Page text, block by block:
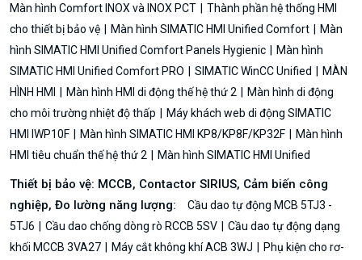
Màn hình Comfort INOX và INOX PCT
Thành phần hệ thống HMI
cho thiết bị bảo vệ
Màn hình SIMATIC HMI Unified Comfort
Màn
hình SIMATIC HMI Unified Comfort Panels Hygienic
Màn hình
SIMATIC HMI Unified Comfort PRO
SIMATIC WinCC Unified
MÀN
HÌNH HMI
Màn hình HMI di động thế hệ thứ 2
Màn hình di động
cho môi trường nhiệt độ thấp
Máy khách web di động SIMATIC
HMI IWP10F
Màn hình SIMATIC HMI KP8/KP8F/KP32F
Màn hình
HMI tiêu chuẩn thế hệ thứ 2
Màn hình SIMATIC HMI Unified
Thiết bị bảo vệ: MCCB, Contactor SIRIUS, Cảm biến công
nghiệp, Đo lường năng lượng:
Cầu dao tự động MCB 5TJ3 -
5TJ6
Cầu dao chống dòng rò RCCB 5SV
Cầu dao tự động dạng
khối MCCB 3VA27
Máy cắt không khí ACB 3WJ
Phụ kiện cho rơ-